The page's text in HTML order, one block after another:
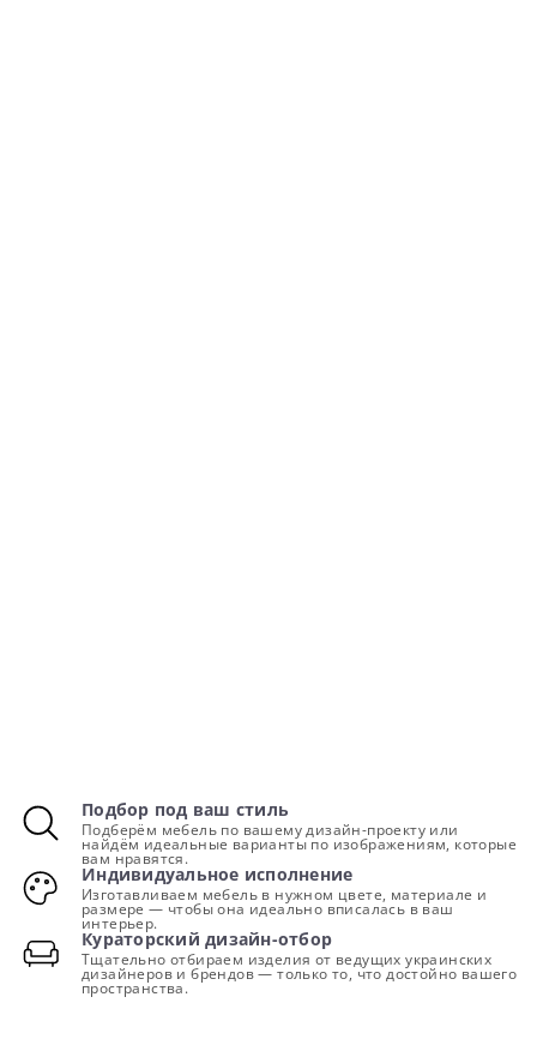
Подбор под ваш стиль
Подберём мебель по вашему дизайн-проекту или
найдём идеальные варианты по изображениям, которые
вам нравятся.
Индивидуальное исполнение
Изготавливаем мебель в нужном цвете, материале и
размере — чтобы она идеально вписалась в ваш
интерьер.
Кураторский дизайн-отбор
Тщательно отбираем изделия от ведущих украинских
дизайнеров и брендов — только то, что достойно вашего
пространства.